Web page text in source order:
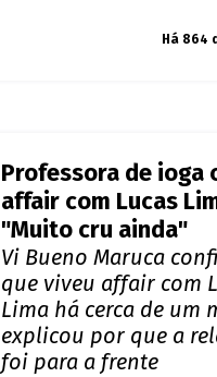
Há 864
Professora de ioga
affair com Lucas
"Muito cru ainda"
Vi Bueno Maruca
que viveu affair com
Lima há cerca de um
explicou por que a
foi para a frente